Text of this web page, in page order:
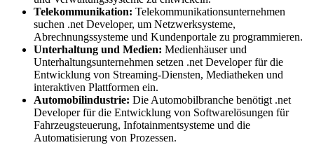
Telekommunikation: Telekommunikationsunternehmen
suchen .net Developer, um Netzwerksysteme,
Abrechnungssysteme und Kundenportale zu programmieren.
Unterhaltung und Medien: Medienhäuser und
Unterhaltungsunternehmen setzen .net Developer für die
Entwicklung von Streaming-Diensten, Mediatheken und
interaktiven Plattformen ein.
Automobilindustrie: Die Automobilbranche benötigt .net
Developer für die Entwicklung von Softwarelösungen für
Fahrzeugsteuerung, Infotainmentsysteme und die
Automatisierung von Prozessen.